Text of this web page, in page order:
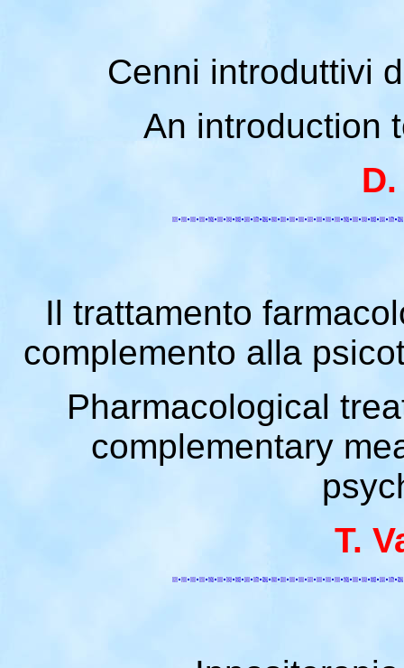
Cenni introduttivi
An introduction
Il trattamento
complemento alla
Pharmacological
complementary
T.